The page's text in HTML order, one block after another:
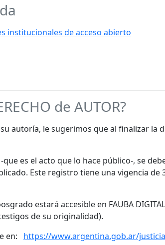
institucionales de acceso abierto
de AUTOR?
autoría, le sugerimos que al finalizar
es el acto que lo hace público-, se
Este registro tiene una vigencia
estará accesible en FAUBA
de su originalidad).
en:
https://www.argentina.gob.ar/